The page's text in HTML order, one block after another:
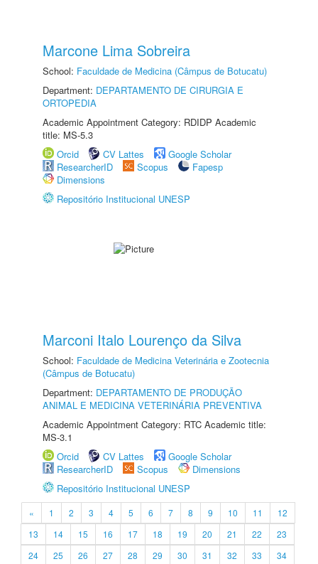
Marcone Lima Sobreira
School: Faculdade de Medicina (Câmpus de Botucatu)
Department: DEPARTAMENTO DE CIRURGIA E
ORTOPEDIA
Academic Appointment Category: RDIDP Academic
title: MS-5.3
Orcid
CV Lattes
Google Scholar
ResearcherID
Scopus
Fapesp
Dimensions
Repositório Institucional UNESP
Marconi Italo Lourenço da Silva
School: Faculdade de Medicina Veterinária e Zootecnia
(Câmpus de Botucatu)
Department: DEPARTAMENTO DE PRODUÇÃO
ANIMAL E MEDICINA VETERINÁRIA PREVENTIVA
Academic Appointment Category: RTC Academic title:
MS-3.1
Orcid
CV Lattes
Google Scholar
ResearcherID
Scopus
Dimensions
Repositório Institucional UNESP
« 1 2 3 4 5 6 7 8 9 10 11
12
13
14 15 16 17 18 19 20 21 22
23
24
25 26 27 28 29 30 31 32 33
34